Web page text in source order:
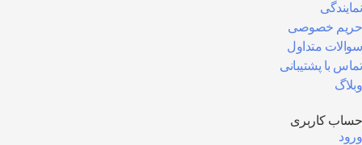
نمایندگی
حریم خصوصی
سوالات متداول
تماس با پشتیبانی
وبلاگ
حساب کاربری
ورود